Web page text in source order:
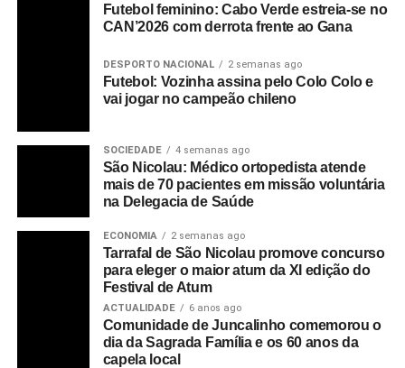
Futebol feminino: Cabo Verde estreia-se no
CAN’2026 com derrota frente ao Gana
DESPORTO NACIONAL 2 semanas ago
Futebol: Vozinha assina pelo Colo Colo e
vai jogar no campeão chileno
SOCIEDADE 4 semanas ago
São Nicolau: Médico ortopedista atende
mais de 70 pacientes em missão voluntária
na Delegacia de Saúde
ECONOMIA 2 semanas ago
Tarrafal de São Nicolau promove concurso
para eleger o maior atum da XI edição do
Festival de Atum
ACTUALIDADE 6 anos ago
Comunidade de Juncalinho comemorou o
dia da Sagrada Família e os 60 anos da
capela local